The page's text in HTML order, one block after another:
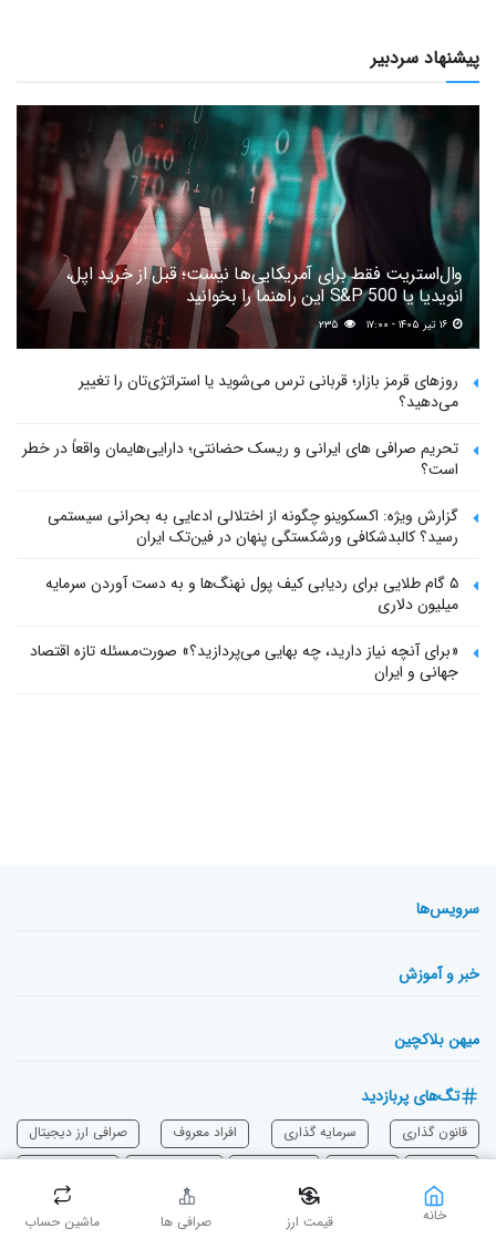
پیشنهاد سردبیر
وال‌استریت فقط برای آمریکایی‌ها نیست؛ قبل از خرید اپل،
انویدیا یا S&P 500 این راهنما را بخوانید
۲۳۵
روزهای قرمز بازار؛ قربانی ترس می‌شوید یا استراتژی‌تان را تغییر
می‌دهید؟
تحریم صرافی های ایرانی و ریسک حضانتی؛ دارایی‌هایمان واقعاً در خطر
است؟
گزارش ویژه: اکسکوینو چگونه از اختلالی ادعایی به بحرانی سیستمی
رسید؟ کالبدشکافی ورشکستگی پنهان در فین‌تک ایران
۵ گام طلایی برای ردیابی کیف پول‌ نهنگ‌ها و به دست آوردن سرمایه
میلیون دلاری
«برای آنچه نیاز دارید، چه بهایی می‌پردازید؟» صورت‌مسئله تازه اقتصاد
جهانی و ایران
خانه قیمت ارز صرافی ها ماشین حساب
سرویس‌ها
خبر و آموزش
میهن بلاکچین
تگ‌های پربازدید
قانون گذاری سرمایه‌ گذاری افراد معروف
صرافی ارز دیجیتال
تکنولوژی بلاک چین
اتریوم شیبا هک و کلاهبرداری